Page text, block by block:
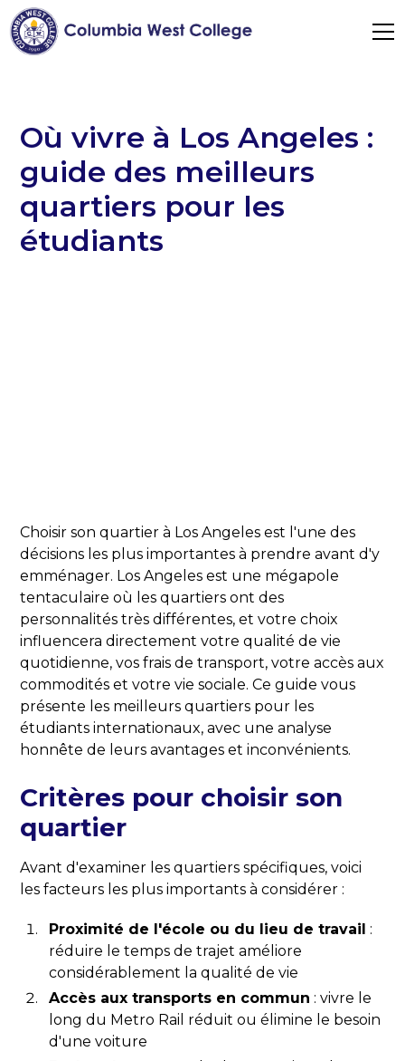
Où vivre à Los Angeles :
guide des meilleurs
quartiers pour les
étudiants
Choisir son quartier à Los Angeles est l'une des
décisions les plus importantes à prendre avant d'y
emménager. Los Angeles est une mégapole
tentaculaire où les quartiers ont des
personnalités très différentes, et votre choix
influencera directement votre qualité de vie
quotidienne, vos frais de transport, votre accès aux
commodités et votre vie sociale. Ce guide vous
présente les meilleurs quartiers pour les
étudiants internationaux, avec une analyse
honnête de leurs avantages et inconvénients.
Critères pour choisir son
quartier
Avant d'examiner les quartiers spécifiques, voici
les facteurs les plus importants à considérer :
Proximité de l'école ou du lieu de travail :
réduire le temps de trajet améliore
considérablement la qualité de vie
Accès aux transports en commun : vivre le
long du Metro Rail réduit ou élimine le besoin
d'une voiture